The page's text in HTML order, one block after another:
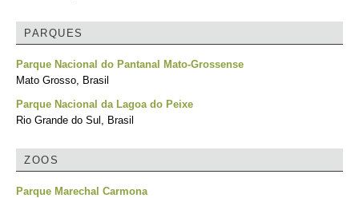
PARQUES
Parque Nacional do Pantanal Mato-Grossense
Mato Grosso, Brasil
Parque Nacional da Lagoa do Peixe
Rio Grande do Sul, Brasil
ZOOS
Parque Marechal Carmona